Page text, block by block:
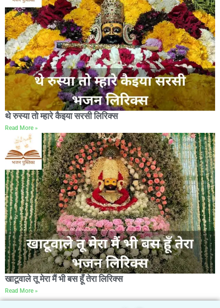
थे रुस्या तो म्हारे कैइया सरसी लिरिक्स
Read More »
खाटूवाले तू मेरा मैं भी बस हूँ तेरा लिरिक्स
Read More »